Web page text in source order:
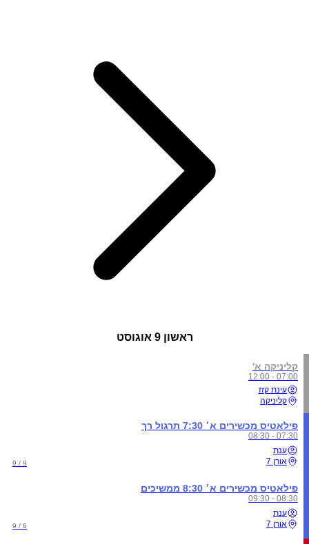
ראשון 9 אוגוסט
קליניקה א'
07:00 - 12:00
עינת קזז
קליניקה
פילאטיס מכשירים א׳ 7:30 תרגול רך
07:30 - 08:30
ענת
אורן 7
9 / 9
פילאטיס מכשירים א׳ 8:30 ממשיכים
08:30 - 09:30
ענת
אורן 7
6 / 9